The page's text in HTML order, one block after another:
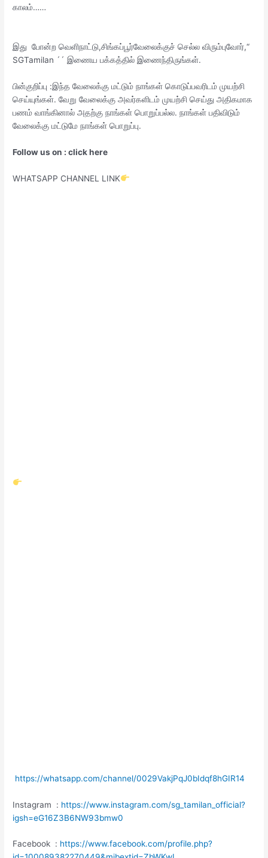
காலம்……
இது போன்ற வெளிநாட்டு,சிங்கப்பூர்வேலைக்குச் செல்ல விரும்புவோர்,“
SGTamilan ´´ இணைய பக்கத்தில் இணைந்திருங்கள்.
பின்குறிப்பு :இந்த வேலைக்கு மட்டும் நாங்கள் கொடுப்பவரிடம் முயற்சி
செய்யுங்கள். வேறு வேலைக்கு அவர்களிடம் முயற்சி செய்து அதிகமாக
பணம் வாங்கினால் அதற்கு நாங்கள் பொறுப்பல்ல. நாங்கள் பதிவிடும்
வேலைக்கு மட்டுமே நாங்கள் பொறுப்பு.
Follow us on : click here
WHATSAPP CHANNEL LINK
https://whatsapp.com/channel/0029VakjPqJ0bIdqf8hGIR14
Instagram : https://www.instagram.com/sg_tamilan_official?
igsh=eG16Z3B6NW93bmw0
Facebook : https://www.facebook.com/profile.php?